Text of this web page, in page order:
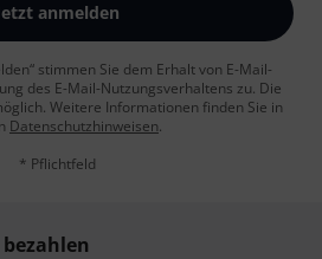
anmelden
stimmen Sie dem Erhalt von E-Mail-
des E-Mail-Nutzungsverhaltens zu. Die
Weitere Informationen finden Sie in
Datenschutzhinweisen.
* Pflichtfeld